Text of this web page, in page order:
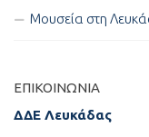
Μουσεία στη
ΕΠΙΚΟΙΝΩΝΊΑ
ΔΔΕ Λευκάδας